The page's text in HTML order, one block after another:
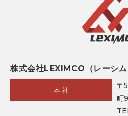
株式会社LEXIMCO（レーシム
本 社
〒
町